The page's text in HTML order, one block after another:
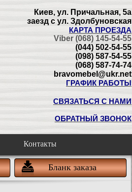
Киев, ул. Причальная, 5а
заезд с ул. Здолбуновская
КАРТА ПРОЕЗДА
Viber (068) 145-54-55
(044) 502-54-55
(098) 587-54-55
(068) 587-74-74
bravomebel@ukr.net
ГРАФИК РАБОТЫ
СВЯЗАТЬСЯ С НАМИ
ОБРАТНЫЙ ЗВОНОК
Контакты
Бланк заказа